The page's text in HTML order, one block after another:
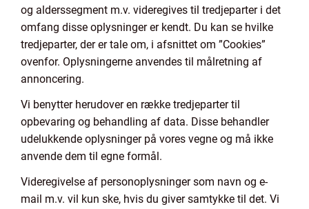
og alderssegment m.v. videregives til tredjeparter i det
omfang disse oplysninger er kendt. Du kan se hvilke
tredjeparter, der er tale om, i afsnittet om ”Cookies”
ovenfor. Oplysningerne anvendes til målretning af
annoncering.
Vi benytter herudover en række tredjeparter til
opbevaring og behandling af data. Disse behandler
udelukkende oplysninger på vores vegne og må ikke
anvende dem til egne formål.
Videregivelse af personoplysninger som navn og e-
mail m.v. vil kun ske, hvis du giver samtykke til det. Vi